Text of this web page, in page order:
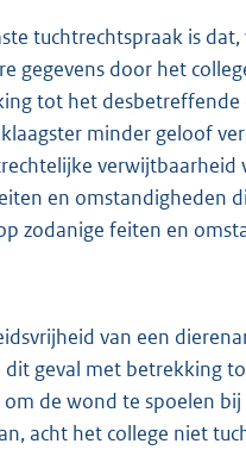
tuchtrechtspraak is
gegevens door het
tot het
minder geloof
en omstandigheden
zodanige feiten en
van een
geval met betrekking
de wond te spoelen
acht het college niet